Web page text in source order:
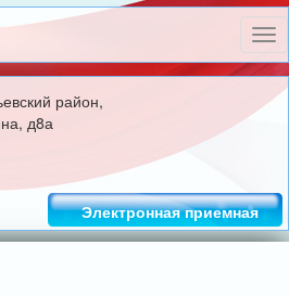
район,
д8а
Электронная приемная